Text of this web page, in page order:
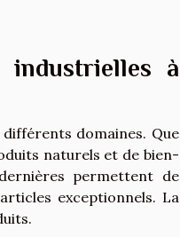
industrielles à
domaines. Que
naturels et de bien-
permettent de
exceptionnels. La